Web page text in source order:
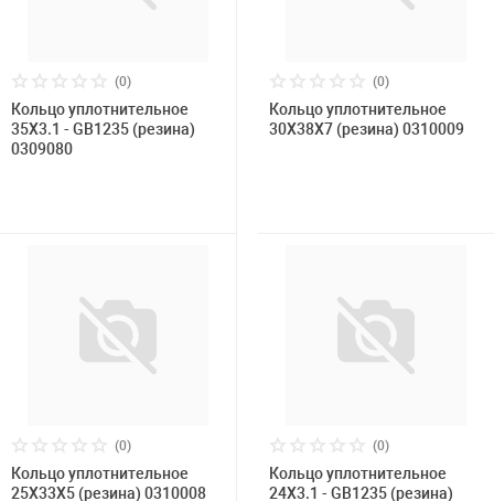
(0)
Кольцо уплотнительное
35X3.1 - GB1235 (резина)
0309080
(0)
Кольцо уплотнительное
30X38X7 (резина) 0310009
(0)
Кольцо уплотнительное
25X33X5 (резина) 0310008
(0)
Кольцо уплотнительное
24X3.1 - GB1235 (резина)